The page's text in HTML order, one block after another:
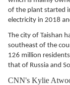
of the plant started
electricity in 2018
The city of Taishan
southeast of the
126 million
that of Russia and
CNN's Kylie